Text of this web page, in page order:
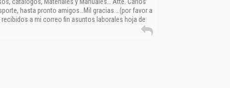
hasta pronto amigos…Mil gracias….(por favor a
a mi correo fin asuntos laborales hoja de